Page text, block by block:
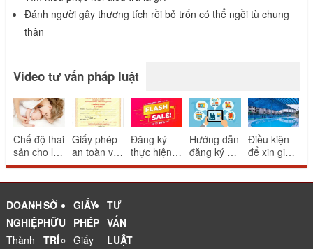
Đánh người gây thương tích rồi bỏ trốn có thể ngồi tù chung
thân
Video tư vấn pháp luật
Chế độ thai
sản cho lao
động nữ
Giấy phép
an toàn vệ
sinh thực
ăn uống
Đăng ký
thực hiện
khuyến mại
Hướng dẫn
đăng ký và
thông báo
Điều kiện
để xin giấy
phép bể
DOANH
NGHIỆP
Thành
SỞ
HỮU
TRÍ
GIẤY
PHÉP
Giấy
TƯ
VẤN
LUẬT